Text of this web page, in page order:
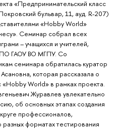
«Предпринимательский класс
бульвар, 11, ауд. R-207)
«Hobby World»
Семинар собрал всех
– учащихся и учителей,
ГАОУ ВО МГПУ. Со
семинара обратилась куратор
которая рассказала о
«Hobby World» в рамках проекта.
Журавлев увлекательно
об основных этапах создания
профессионалов,
форматах тестирования